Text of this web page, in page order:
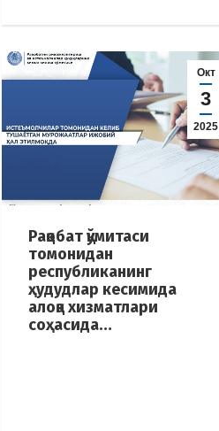
Окт
3
2025
Рақобат қўмитаси
томонидан
республиканинг
ҳудудлар кесимида
алоқа хизматлари
соҳасида…